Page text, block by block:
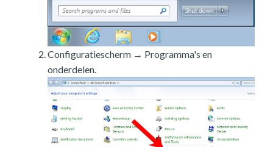
Configuratiescherm → Programma's en
onderdelen.